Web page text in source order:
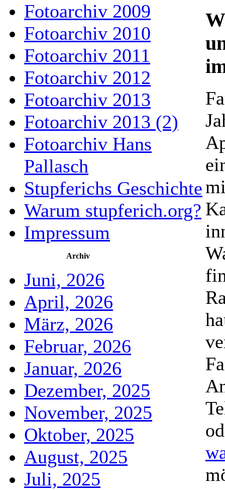
Fotoarchiv 2009
Fotoarchiv 2010
Fotoarchiv 2011
Fotoarchiv 2012
Fotoarchiv 2013
Fotoarchiv 2013 (2)
Fotoarchiv Hans
Pallasch
Stupferichs Geschichte
Warum stupferich.org?
Impressum
Archiv
Juni, 2026
April, 2026
März, 2026
Februar, 2026
Januar, 2026
Dezember, 2025
November, 2025
Oktober, 2025
August, 2025
Juli, 2025